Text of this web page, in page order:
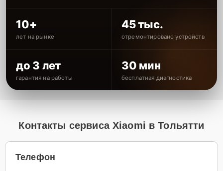
10+
лет на рынке
45 тыс.
отремонтировано устройств
до 3 лет
гарантия на работы
30 мин
бесплатная диагностика
Контакты сервиса Xiaomi в Тольятти
Телефон